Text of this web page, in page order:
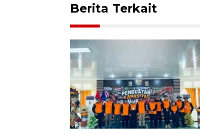
Berita Terkait